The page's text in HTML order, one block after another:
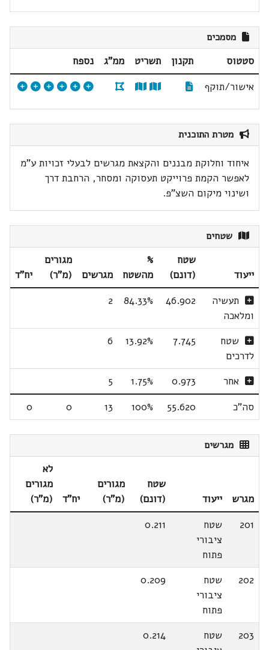
מסמכים
סטטוס תקנון תשריט ממ"ג
נספח
אישור/תוקף
מטרת התוכנית
איחוד וחלוקת מבננים והקצאת מגרשים לבעלי זכויות ע"מ
לאפשר הקמת פרוייקט תעסוקה ומסחר, הרחבת דרך
ושינוי מיקום השצ"פ.
שטחים
ייעוד
שטח
(דונם)
%
מהשטח
מגרשים
מגורים
(מ"ר)
יח"ד
תעשיה
ומלאכה
46.902
84.33%
2
שטח
לדרכים
7.745
13.92%
6
אחר 0.973
1.75%
5
סה"כ
55.620
100%
13
0
0
מגרשים
מגרש ייעוד
שטח
(דונם)
מגורים
(מ"ר)
יח"ד
לא
מגורים
(מ"ר)
201
שטח
ציבורי
פתוח
0.211
202
שטח
ציבורי
פתוח
0.209
203
שטח
0.214